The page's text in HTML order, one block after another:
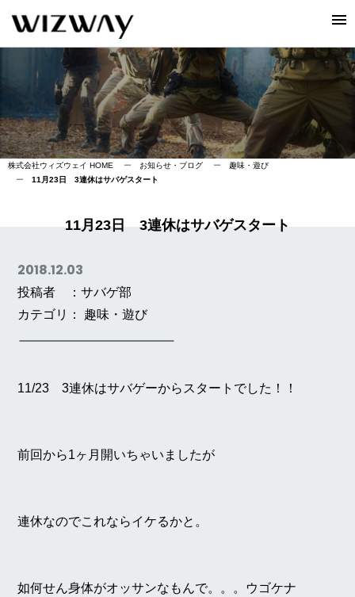
株式会社ウィズウェイ HOME ー お知らせ・ブログ ー 趣味・遊び
ー 11月23日 3連休はサバゲスタート
11月23日 3連休はサバゲスタート
2018.12.03
投稿者 ：サバゲ部
カテゴリ： 趣味・遊び
11/23 3連休はサバゲーからスタートでした！！
前回から1ヶ月開いちゃいましたが
連休なのでこれならイケるかと。
如何せん身体がオッサンなもんで。。。ウゴケナ